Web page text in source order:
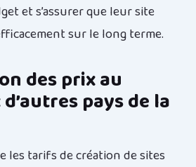
et s’assurer que leur site
sur le long terme.
des prix au
pays de la
les tarifs de création de sites